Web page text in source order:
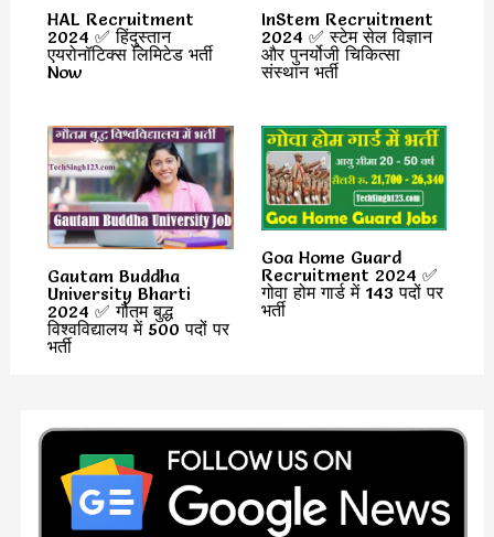
HAL Recruitment
2024 ✅ हिंदुस्तान
एयरोनॉटिक्स लिमिटेड भर्ती
Now
InStem Recruitment
2024 ✅ स्टेम सेल विज्ञान
और पुनर्योजी चिकित्सा
संस्थान भर्ती
Gautam Buddha
University Bharti
2024 ✅ गौतम बुद्ध
विश्वविद्यालय में 500 पदों पर
भर्ती
Goa Home Guard
Recruitment 2024 ✅
गोवा होम गार्ड में 143 पदों पर
भर्ती